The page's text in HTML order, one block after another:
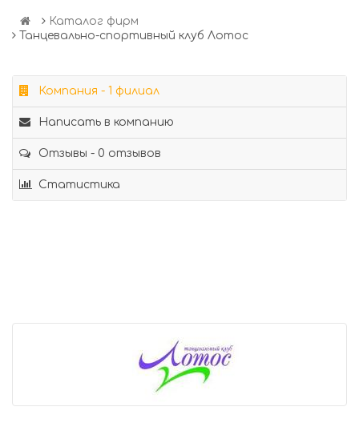
Каталог фирм
Танцевально-спортивный клуб Лотос
Компания - 1 филиал
Написать в компанию
Отзывы - 0 отзывов
Статистика